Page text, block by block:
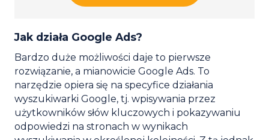
Jak działa Google Ads?
Bardzo duże możliwości daje to pierwsze
rozwiązanie, a mianowicie Google Ads. To
narzędzie opiera się na specyfice działania
wyszukiwarki Google, tj. wpisywania przez
użytkowników słów kluczowych i pokazywaniu
odpowiedzi na stronach w wynikach